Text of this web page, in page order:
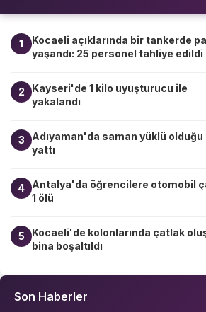
1
Kocaeli açıklarında bir tankerde
yaşandı: 25 personel tahliye edildi
2
Kayseri'de 1 kilo uyuşturucu ile
yakalandı
3
Adıyaman'da saman yüklü olduğu
yattı
4
Antalya'da öğrencilere otomobil
1 ölü
5
Kocaeli'de kolonlarında çatlak
bina boşaltıldı
Son Haberler